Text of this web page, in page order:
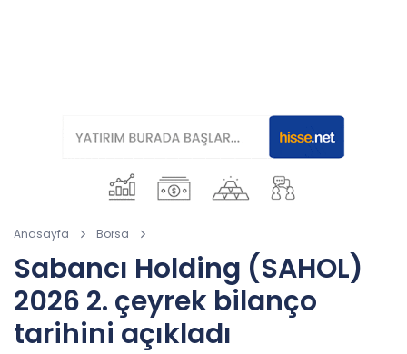
Anasayfa Borsa
Sabancı Holding (SAHOL)
2026 2. çeyrek bilanço
tarihini açıkladı